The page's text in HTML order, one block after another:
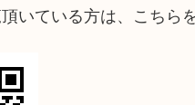
いている方は、こちら